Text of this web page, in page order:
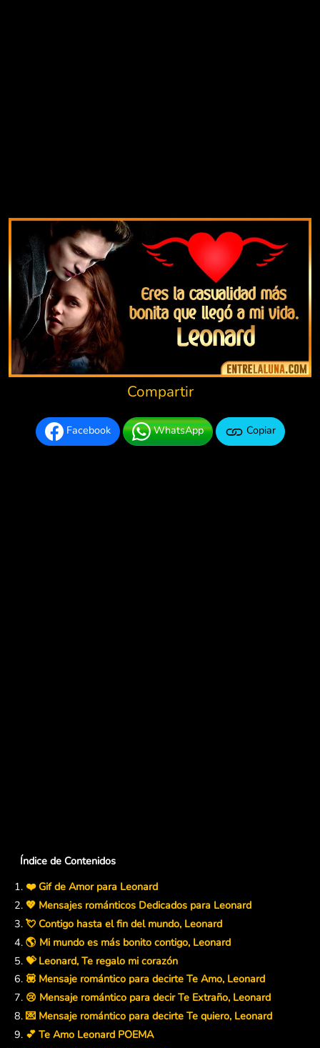
Compartir
Facebook WhatsApp Copiar
Índice de Contenidos
❤️ Gif de Amor para Leonard
💖 Mensajes románticos Dedicados para Leonard
💘 Contigo hasta el fin del mundo, Leonard
🌎 Mi mundo es más bonito contigo, Leonard
💝 Leonard, Te regalo mi corazón
💟 Mensaje romántico para decirte Te Amo, Leonard
😢 Mensaje romántico para decir Te Extraño, Leonard
💌 Mensaje romántico para decirte Te quiero, Leonard
💕 Te Amo Leonard POEMA